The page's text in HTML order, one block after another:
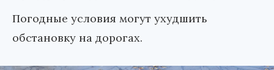
Погодные условия могут ухудшить
обстановку на дорогах.